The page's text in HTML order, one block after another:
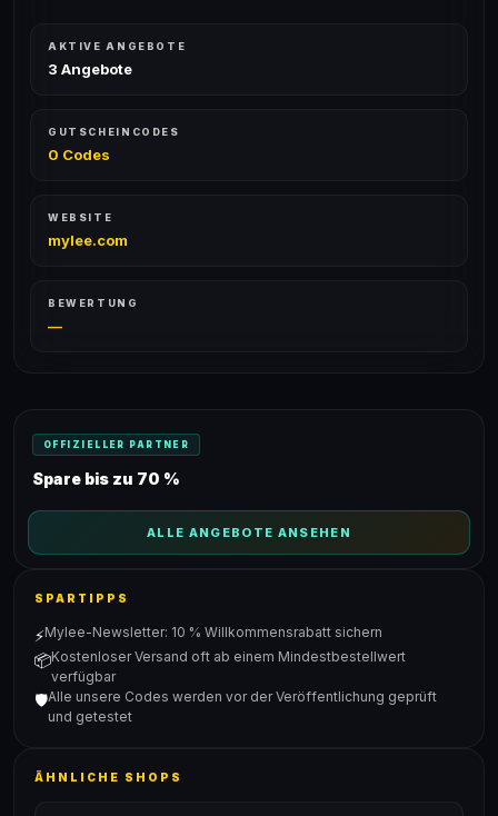
AKTIVE ANGEBOTE
3 Angebote
GUTSCHEINCODES
0 Codes
WEBSITE
mylee.com
BEWERTUNG
—
OFFIZIELLER PARTNER
Spare bis zu 70 %
ALLE ANGEBOTE ANSEHEN
SPARTIPPS
⚡Mylee-Newsletter: 10 % Willkommensrabatt sichern
📦Kostenloser Versand oft ab einem Mindestbestellwert
verfügbar
🛡️Alle unsere Codes werden vor der Veröffentlichung geprüft
und getestet
ÄHNLICHE SHOPS